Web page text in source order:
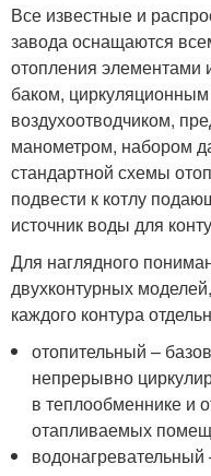
Все известные и
завода оснащаются
отопления элементами
баком,
воздухоотводчиком,
манометром, набором
стандартной схемы
подвести к котлу
источник воды для
Для наглядного
двухконтурных
каждого контура
отопительный –
непрерывно
в теплообменнике и
отапливаемых
водонагревательный